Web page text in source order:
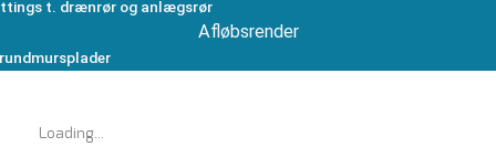
t. drænrør og anlægsrør
Afløbsrender
Loading...